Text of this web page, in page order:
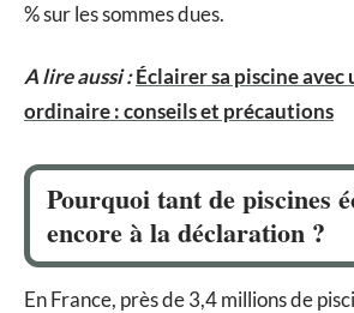
% sur les sommes dues.
A lire aussi :Éclairer sa piscine
ordinaire : conseils et précautions
Pourquoi tant de piscines
encore à la déclaration ?
En France, près de 3,4 millions de